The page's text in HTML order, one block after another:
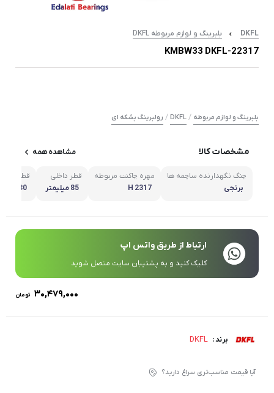
DKFL بلبرینگ و لوازم مربوطه DKFL
22317-KMBW33 DKFL
بلبرینگ و لوازم مربوطه /
DKFL
/ رولبرینگ بشکه ای
مشخصات کالا مشاهده همه
چنگ نگهدارنده ساچمه ها
برنجی
مهره چاکنت مربوطه
H 2317
قطر داخلی
85 میلیمتر
قطر
180 میلیمتر
ارتباط از طریق واتس اپ
کلیک کنید و به پشتیبان سایت متصل شوید
۳۰,۴۷۹,۰۰۰ تومان
برند : DKFL
آیا قیمت مناسب‌تری سراغ دارید؟